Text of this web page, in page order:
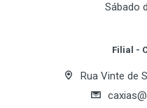
Sábado
Filial -
Rua Vinte de